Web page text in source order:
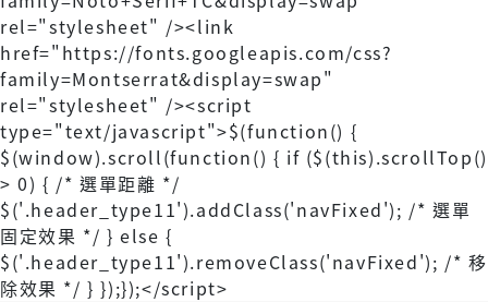
rel="stylesheet" /><link
href="https://fonts.googleapis.com/css?
family=Montserrat&display=swap"
rel="stylesheet" /><script
type="text/javascript">$(function() {
$(window).scroll(function() { if ($(this).scrollTop()
> 0) { /* 選單距離 */
$('.header_type11').addClass('navFixed'); /* 選單
固定效果 */ } else {
$('.header_type11').removeClass('navFixed'); /* 移
除效果 */ } });});</script>